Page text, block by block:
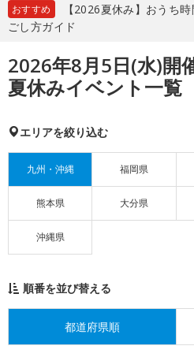
おすすめ
【2026夏休み】おうち
ごし方ガイド
2026年8月5日(水)開
夏休みイベント一覧
エリアを絞り込む
九州・沖縄 福岡県
熊本県 大分県
沖縄県
順番を並び替える
都道府県順